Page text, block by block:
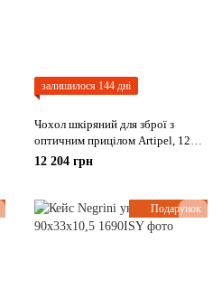
залишилося 144 дні
Чохол шкіряний для зброї з
оптичним прицілом Artipel, 120
см
12 204 грн
Подарунок